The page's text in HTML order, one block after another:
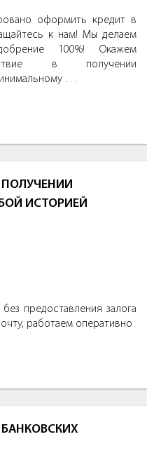
оформить кредит в
к нам! Мы делаем
100%! Окажем
в получении
…
ИСТОРИЕЙ
предоставления залога
работаем оперативно